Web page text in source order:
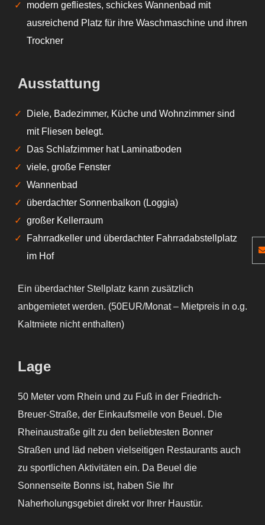
modern gefliestes, schickes Wannenbad mit
ausreichend Platz für ihre Waschmaschine und ihren
Trockner
Ausstattung
Diele, Badezimmer, Küche und Wohnzimmer sind
mit Fliesen belegt.
Das Schlafzimmer hat Laminatboden
viele, große Fenster
Wannenbad
überdachter Sonnenbalkon (Loggia)
großer Kellerraum
Fahrradkeller und überdachter Fahrradabstellplatz
im Hof
Ein überdachter Stellplatz kann zusätzlich
anbgemietet werden. (50EUR/Monat – Mietpreis in o.g.
Kaltmiete nicht enthalten)
Lage
50 Meter vom Rhein und zu Fuß in der Friedrich-
Breuer-Straße, der Einkaufsmeile von Beuel. Die
Rheinaustraße gilt zu den beliebtesten Bonner
Straßen und läd neben vielseitigen Restaurants auch
zu sportlichen Aktivitäten ein. Da Beuel die
Sonnenseite Bonns ist, haben Sie Ihr
Naherholungsgebiet direkt vor Ihrer Haustür.